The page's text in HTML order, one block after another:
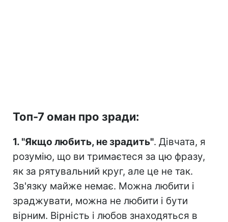
Топ-7 оман про зради:
1. "Якщо любить, не зрадить". Дівчата, я
розумію, що ви тримаєтеся за цю фразу,
як за рятувальний круг, але це не так.
Зв'язку майже немає. Можна любити і
зраджувати, можна не любити і бути
вірним. Вірність і любов знаходяться в